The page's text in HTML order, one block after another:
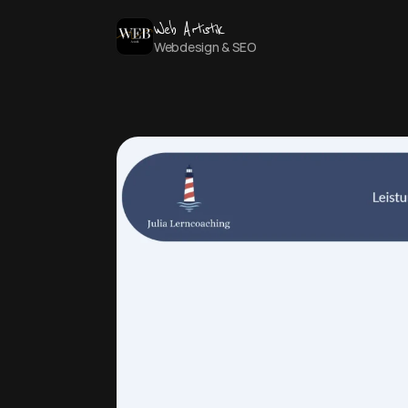
Web Artistik
Webdesign & SEO